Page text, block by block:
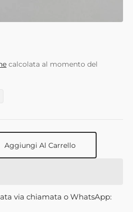
calcolata al momento del
Aggiungi Al Carrello
via chiamata o WhatsApp: